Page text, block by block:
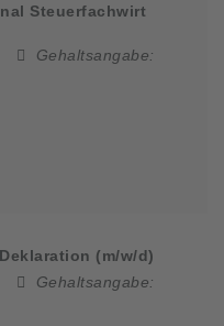
Steuerfachwirt
Gehaltsangabe:
(m/w/d)
Gehaltsangabe: